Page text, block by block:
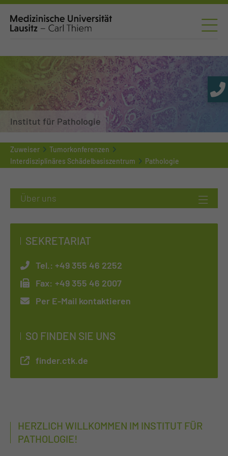
Institut für Pathologie
Zuweiser
Tumorkonferenzen
Interdisziplinäres Schädelbasiszentrum
Pathologie
SEKRETARIAT
Tel.: +49 355 46 2252
Fax: +49 355 46 2007
Per E-Mail kontaktieren
SO FINDEN SIE UNS
finder.ctk.de
HERZLICH WILLKOMMEN IM INSTITUT FÜR
PATHOLOGIE!